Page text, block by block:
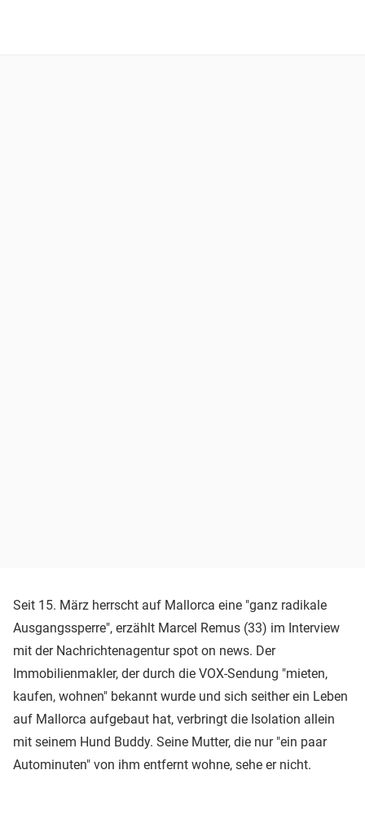
Seit 15. März herrscht auf Mallorca eine "ganz radikale
Ausgangssperre", erzählt Marcel Remus (33) im Interview
mit der Nachrichtenagentur spot on news. Der
Immobilienmakler, der durch die VOX-Sendung "mieten,
kaufen, wohnen" bekannt wurde und sich seither ein Leben
auf Mallorca aufgebaut hat, verbringt die Isolation allein
mit seinem Hund Buddy. Seine Mutter, die nur "ein paar
Autominuten" von ihm entfernt wohne, sehe er nicht.